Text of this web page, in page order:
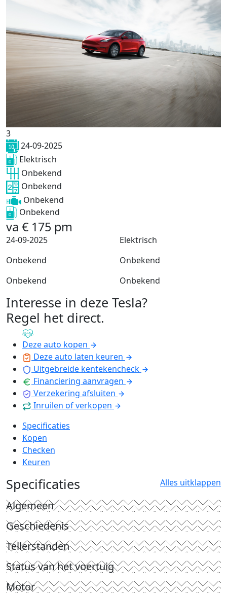
3
24-09-2025
Elektrisch
Onbekend
Onbekend
Onbekend
Onbekend
va € 175 pm
24-09-2025
Elektrisch
Onbekend
Onbekend
Onbekend
Onbekend
Interesse in deze Tesla?
Regel het direct.
Deze auto kopen
Deze auto laten keuren
Uitgebreide kentekencheck
Financiering aanvragen
Verzekering afsluiten
Inruilen of verkopen
Specificaties
Kopen
Checken
Keuren
Specificaties Alles uitklappen
Algemeen
Geschiedenis
Tellerstanden
Status van het voertuig
Motor